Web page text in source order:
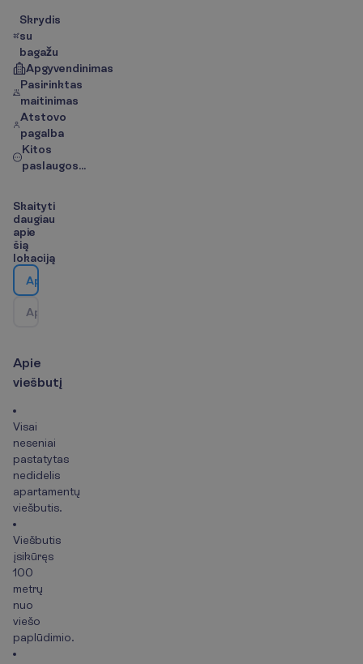
Skrydis
su
bagažu
Apgyvendinimas
Pasirinktas
maitinimas
Atstovo
pagalba
Kitos
paslaugos...
Skaityti
daugiau
apie
šią
lokaciją
Ap
Ap
Apie
viešbutį
Visai
neseniai
pastatytas
nedidelis
apartamentų
viešbutis.
Viešbutis
įsikūręs
100
metrų
nuo
viešo
paplūdimio.